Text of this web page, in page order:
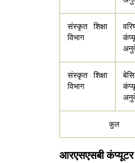
संस्कृत शिक्षा
विभाग
संस्कृत शिक्षा
विभाग
कुल
आरएसएसबी